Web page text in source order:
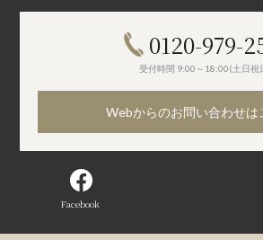
0120-979-
受付時間 9:00～18:00(土日祝
Webからのお問い合わせは
Facebook